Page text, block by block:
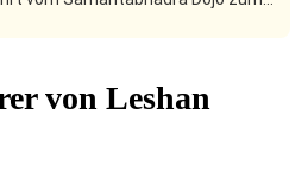
eines Buddha
von Leshan